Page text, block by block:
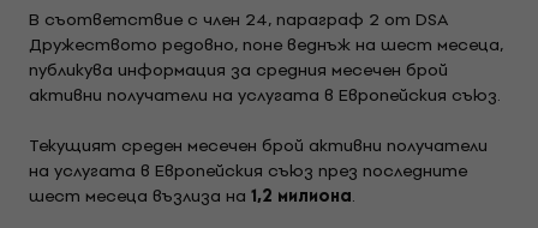
В съответствие с член 24, параграф 2 от DSA
Дружеството редовно, поне веднъж на шест месеца,
публикува информация за средния месечен брой
активни получатели на услугата в Европейския съюз.
Текущият среден месечен брой активни получатели
на услугата в Европейския съюз през последните
шест месеца възлиза на 1,2 милиона.